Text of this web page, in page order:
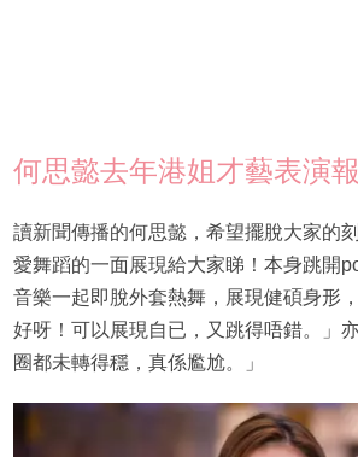
何思懿去年港姐才藝表演
讀新聞傳播的何思懿，希望擺脫大家的
愛舞蹈的一面展現給大家睇！本身跳開
音樂一起即脫外套熱舞，展現健碩身形
好呀！可以展現自已，又跳得唔錯。」
圈都未轉得穩，真係尷尬。」